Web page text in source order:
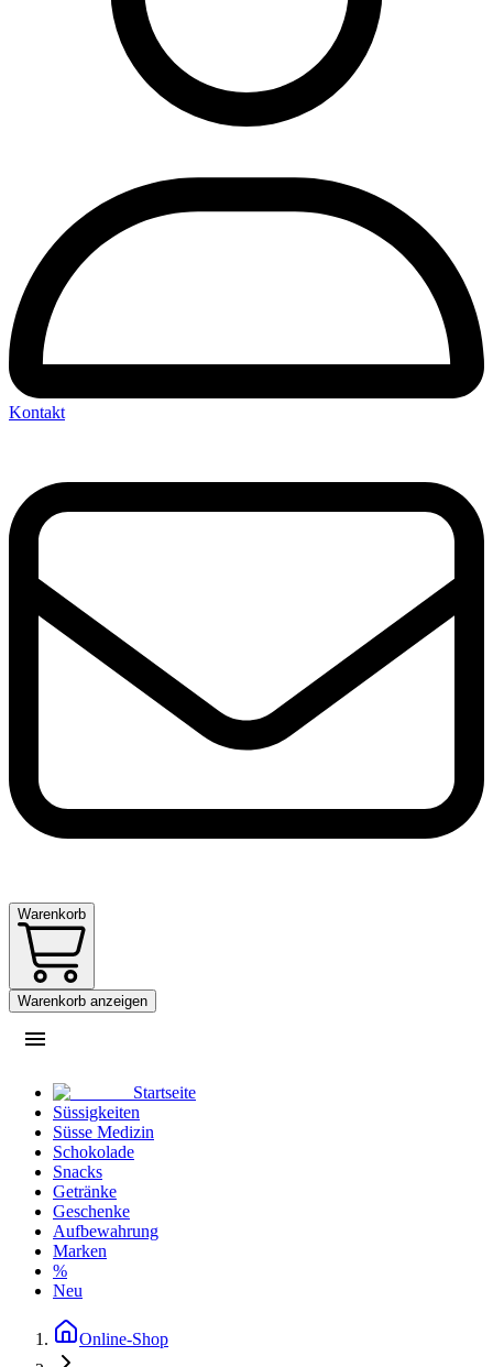
Kontakt
Warenkorb
Warenkorb anzeigen
Startseite
Süssigkeiten
Süsse Medizin
Schokolade
Snacks
Getränke
Geschenke
Aufbewahrung
Marken
%
Neu
Online-Shop